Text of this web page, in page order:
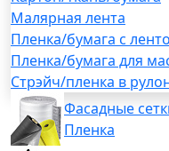
Малярная лента
Пленка/бумага с
Пленка/бумага для
Стрэйч/пленка в
Фасадные
Пленка